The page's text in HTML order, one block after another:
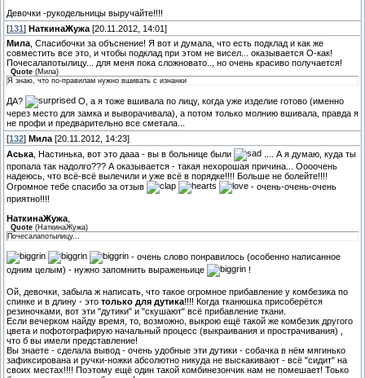
Девочки -рукодельницы выручайте!!!!
[131 ] НаткинаЖужа [20.11.2012, 14:01]
Мила , Спасибочки за объснение! Я вот и думала, что есть подклад и как же
совместить все это, и чтобы подклад при этом не висел... оказывается О-как!
Почесалапотылицу... для меня пока сложновато.., но очень красиво получается!
Quote (Мила)
Я знаю, что по-правилам нужно вшивать с изнанки
ДА?
О, а я тоже вшивала по лицу, когда уже изделие готово (именно
через место для замка и выворачивала), а потом только молнию вшивала, правда я
не профи и предварительно все сметала...
[132] Мила [20.11.2012, 14:23]
Аська , Настинька, вот это дааа - вы в больнице были
.... А я думаю, куда ты
пропала так надолго??? А оказывается - такая нехорошая причина... Оооочень
надеюсь, что всё-всё вылечили и уже всё в порядке!!!! Больше не болейте!!!!
Огромное тебе спасибо за отзыв
- очень-очень-очень
приятно!!!!
НаткинаЖужа
Quote (НаткинаЖужа)
Почесалапотылицу...
- очень слово понравилось (особенно написанное
одним целым) - нужно запомнить выраженьице
!
Ой, девочки, забыла ж написать, что такое огромное прибавление у комбезика по
спинке и в длину - это только для дутика!!!! Когда тканюшка присоберётся
резиночками, вот эти "дутики" и "скушают" всё прибавление ткани.
Если вечерком найду время, то, возможно, выкрою ещё такой же комбезик другого
цвета и пофотографирую начальный процесс (выкраивания и прострачивания) ,
что б вы имели представление!
Вы знаете - сделала вывод - очень удобные эти дутики - собачка в нём мягинько
зафиксирована и ручки-ножки абсолютно никуда не выскакивают - всё "сидит" на
своих местах!!!! Поэтому ещё один такой комбинезончик нам не помешает! Тоько